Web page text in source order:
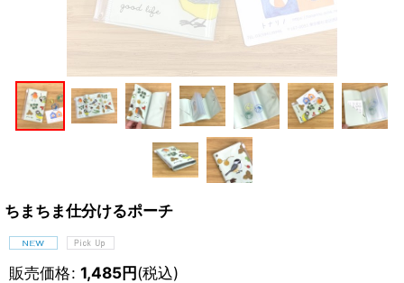
ちまちま仕分けるポーチ
販売価格: 1,485円(税込)